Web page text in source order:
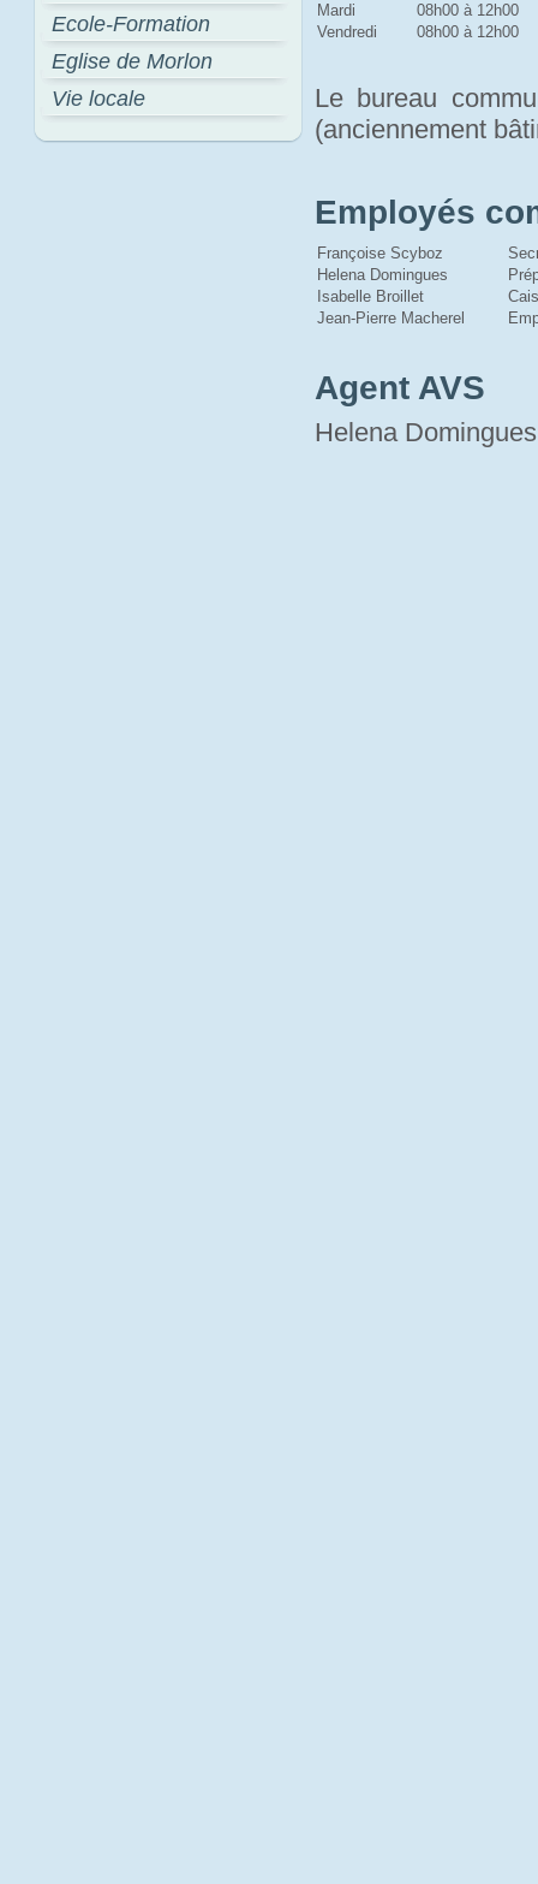
Ecole-Formation
Eglise de Morlon
Vie locale
Mardi
08h00 à 12h00
Vendredi
08h00 à 12h00
Le bureau
(anciennement
Employés
Françoise Scyboz
Helena Domingues
Isabelle Broillet
Jean-Pierre Macherel
Agent AVS
Helena Domingues